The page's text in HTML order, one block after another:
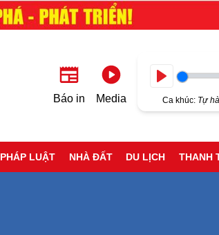
Báo in Media Ca khúc: Tự
PHÁP LUẬT NHÀ ĐẤT DU LỊCH THANH